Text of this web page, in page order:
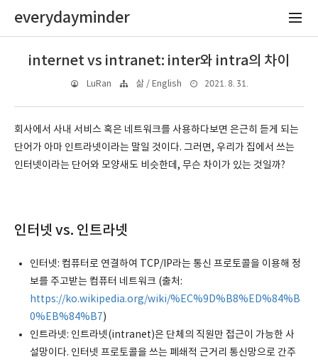
everydayminder
internet vs intranet: inter와 intra의 차이
LuRan 삶 / English 2021. 8. 31.
회사에서 사내 서비스 혹은 네트워크를 사용하다보면 은근히 듣게 되는
단어가 아마 인트라넷이라는 말일 것이다. 그러면, 우리가 집에서 쓰는
인터넷이라는 단어와 모양새도 비슷한데, 무슨 차이가 있는 것일까?
인터넷 vs. 인트라넷
인터넷: 컴퓨터로 연결하여 TCP/IP라는 통신 프로토콜을 이용해 정
보를 주고받는 컴퓨터 네트워크 (출처:
https://ko.wikipedia.org/wiki/%EC%9D%B8%ED%84%B
0%EB%84%B7)
인트라넷: 인트라넷(intranet)은 단체의 직원만 접근이 가능한 사
설망이다. 인터넷 프로토콜을 쓰는 폐쇄적 근거리 통신망으로 간주